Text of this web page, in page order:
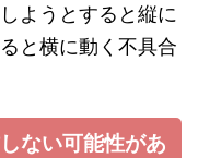
ようとすると縦に
と横に動く不具合
ない可能性があ